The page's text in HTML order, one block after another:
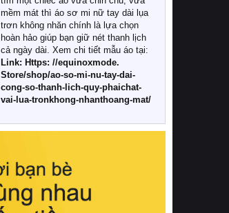
1. Tại sao các gia đình hiện đại lại ưa
chuộng chăn ga gối đệm cao cấp?
Khác với các dòng sản phẩm thông
thường, những bộ chăn ga gối đệm
cao cấp trải qua quy trình sản xuất
nghiêm ngặt từ khâu chọn lọc nguyên
liệu tự nhiên đến công nghệ dệt
nhuộm hiện đại không chứa hóa chất
này, bạn sẽ cảm nhận rõ rệt sự khác
hồi chuẩn xác của phần đệm nâng đỡ
cột sống.
Bên cạnh đó, việc lựa chọn các dòng
mềm mát thì áo sơ mi nữ tay dài lụa
trơn không nhăn chính là lựa chọn
hoàn hảo giúp bạn giữ nét thanh lịch
cả ngày dài. Xem chi tiết mẫu áo tại:
Link: Https: //equinoxmode.
Store/shop/ao-so-mi-nu-tay-dai-
cong-so-thanh-lich-quy-phaichat-
vai-lua-tronkhong-nhanthoang-mat/